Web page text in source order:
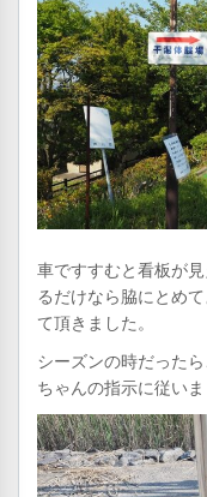
車ですすむと看板が
るだけなら脇にとめ
て頂きました。
シーズンの時だった
ちゃんの指示に従いま